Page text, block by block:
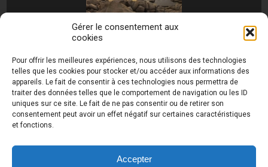
Gérer le consentement aux
cookies
Pour offrir les meilleures expériences, nous utilisons des technologies
telles que les cookies pour stocker et/ou accéder aux informations des
appareils. Le fait de consentir à ces technologies nous permettra de
traiter des données telles que le comportement de navigation ou les ID
uniques sur ce site. Le fait de ne pas consentir ou de retirer son
consentement peut avoir un effet négatif sur certaines caractéristiques
et fonctions.
Accepter
raynaud.com ©
Toutes les photos de ce site sont